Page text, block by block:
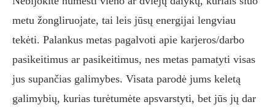
metu žongliruojate, tai leis jūsų energijai lengviau
tekėti. Palankus metas pagalvoti apie karjeros/darbo
pasikeitimus ar pasikeitimus, nes metas pamatyti visas
jus supančias galimybes. Visata parodė jums keletą
galimybių, kurias turėtumėte apsvarstyti, bet jūs jų dar